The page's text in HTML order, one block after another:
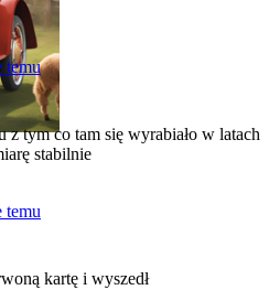
temu
tym co tam się wyrabiało w latach
stabilnie
temu
kartę i wyszedł